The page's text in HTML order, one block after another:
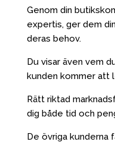
Genom din
expertis, ger dem
deras behov.
Du visar även vem
kunden kommer att
Rätt riktad
dig både tid och
De övriga kunderna